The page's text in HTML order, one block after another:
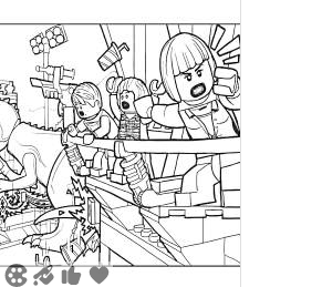
с иглой, ноутбук,
фритюрница, туфли,
домик для кота,
пицца, рюкзак, покебол,
1 1